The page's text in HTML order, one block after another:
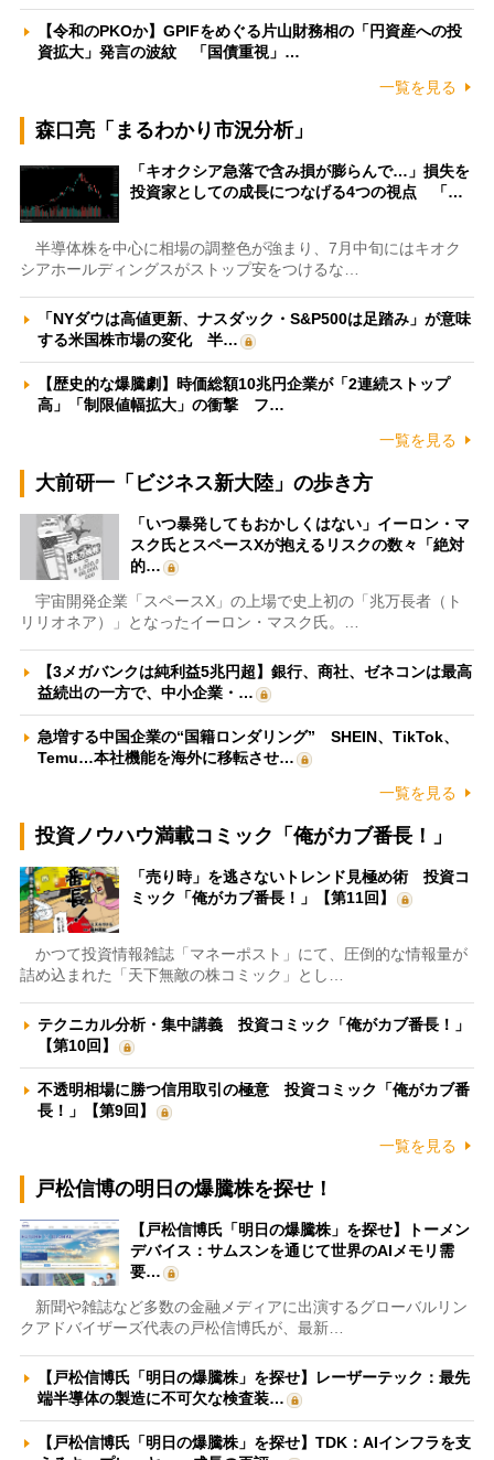
【令和のPKOか】GPIFをめぐる片山財務相の「円資産への投
資拡大」発言の波紋 「国債重視」…
一覧を見る
森口亮「まるわかり市況分析」
「キオクシア急落で含み損が膨らんで…」損失を
投資家としての成長につなげる4つの視点 「…
半導体株を中心に相場の調整色が強まり、7月中旬にはキオク
シアホールディングスがストップ安をつけるな…
「NYダウは高値更新、ナスダック・S&P500は足踏み」が意味
する米国株市場の変化 半…
【歴史的な爆騰劇】時価総額10兆円企業が「2連続ストップ
高」「制限値幅拡大」の衝撃 フ…
一覧を見る
大前研一「ビジネス新大陸」の歩き方
「いつ暴発してもおかしくはない」イーロン・マ
スク氏とスペースXが抱えるリスクの数々「絶対
的…
宇宙開発企業「スペースX」の上場で史上初の「兆万長者（ト
リリオネア）」となったイーロン・マスク氏。…
【3メガバンクは純利益5兆円超】銀行、商社、ゼネコンは最高
益続出の一方で、中小企業・…
急増する中国企業の“国籍ロンダリング” SHEIN、TikTok、
Temu…本社機能を海外に移転させ…
一覧を見る
投資ノウハウ満載コミック「俺がカブ番長！」
「売り時」を逃さないトレンド見極め術 投資コ
ミック「俺がカブ番長！」【第11回】
かつて投資情報雑誌「マネーポスト」にて、圧倒的な情報量が
詰め込まれた「天下無敵の株コミック」とし…
テクニカル分析・集中講義 投資コミック「俺がカブ番長！」
【第10回】
不透明相場に勝つ信用取引の極意 投資コミック「俺がカブ番
長！」【第9回】
一覧を見る
戸松信博の明日の爆騰株を探せ！
【戸松信博氏「明日の爆騰株」を探せ】トーメン
デバイス：サムスンを通じて世界のAIメモリ需
要…
新聞や雑誌など多数の金融メディアに出演するグローバルリン
クアドバイザーズ代表の戸松信博氏が、最新…
【戸松信博氏「明日の爆騰株」を探せ】レーザーテック：最先
端半導体の製造に不可欠な検査装…
【戸松信博氏「明日の爆騰株」を探せ】TDK：AIインフラを支